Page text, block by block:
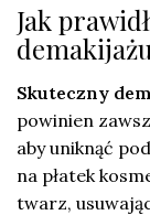
Jak
Skuteczny
powinien
aby uniknąć
na płatek
twarz,